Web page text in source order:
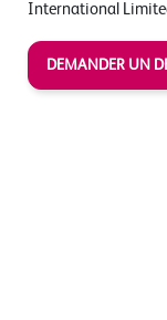
International
DEMANDER UN